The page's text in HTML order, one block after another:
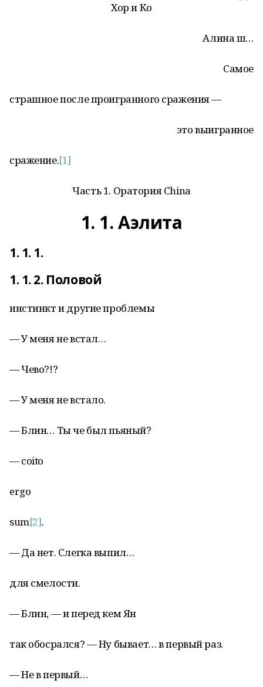
Хор и Ко
Алина ш…
Самое
страшное после проигранного сражения —
это выигранное
сражение.[1]
Часть 1. Оратория China
1. 1. Аэлита
1. 1. 1.
1. 1. 2. Половой
инстинкт и другие проблемы
— У меня не встал…
— Чево?!?
— У меня не встало.
— Блин… Ты че был пьяный?
— coito
ergo
sum[2].
— Да нет. Слегка выпил…
для смелости.
— Блин, — и перед кем Ян
так обосрался? — Ну бывает… в первый раз.
— Не в первый…